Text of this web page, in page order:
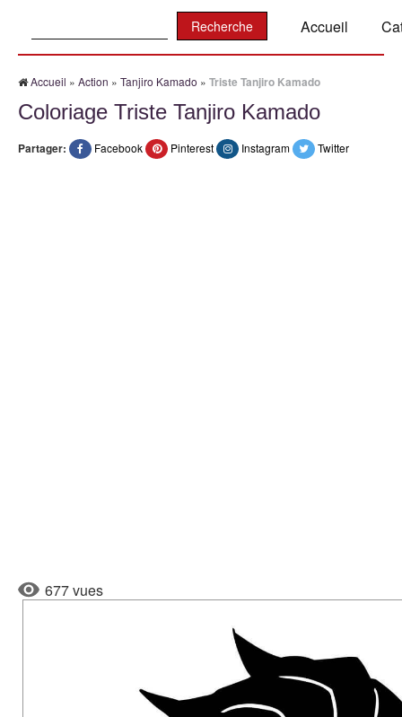
Accueil
Accueil » Action » Tanjiro Kamado » Triste Tanjiro Kamado
Coloriage Triste Tanjiro Kamado
Partager: Facebook Pinterest Instagram Twitter
677 vues